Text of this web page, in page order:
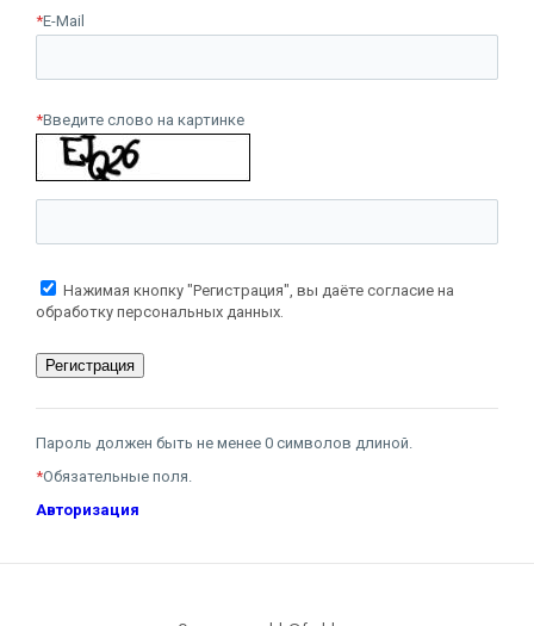
*E-Mail
*Введите слово на картинке
Нажимая кнопку "Регистрация", вы даёте согласие на
обработку персональных данных.
Пароль должен быть не менее 0 символов длиной.
*Обязательные поля.
Авторизация